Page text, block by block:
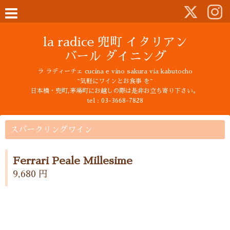
la radice 兜町 イタリアン
バール ダイニング
ラ ラディーチェ cucina e vino sakura via kabutocho
~気軽にワインとお食事 を~
日本橋・兜町,茅場町にお越しの際は是非お立ち寄り下さい。
tel : 03-3668-7828
スパークリングワイン
Ferrari Peale Millesime
9,680 円